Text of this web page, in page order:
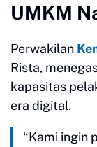
UMKM
Perwakilan
Rista,
kapasitas
era digital.
“Kami ingin